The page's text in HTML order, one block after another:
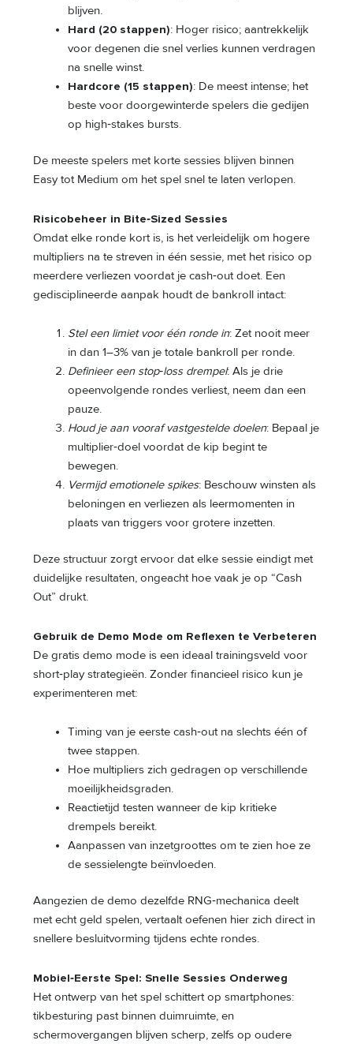
blijven.
Hard (20 stappen): Hoger risico; aantrekkelijk
voor degenen die snel verlies kunnen verdragen
na snelle winst.
Hardcore (15 stappen): De meest intense; het
beste voor doorgewinterde spelers die gedijen
op high‑stakes bursts.
De meeste spelers met korte sessies blijven binnen
Easy tot Medium om het spel snel te laten verlopen.
Risicobeheer in Bite‑Sized Sessies
Omdat elke ronde kort is, is het verleidelijk om hogere
multipliers na te streven in één sessie, met het risico op
meerdere verliezen voordat je cash‑out doet. Een
gedisciplineerde aanpak houdt de bankroll intact:
Stel een limiet voor één ronde in: Zet nooit meer
in dan 1–3% van je totale bankroll per ronde.
Definieer een stop‑loss drempel: Als je drie
opeenvolgende rondes verliest, neem dan een
pauze.
Houd je aan vooraf vastgestelde doelen: Bepaal je
multiplier‑doel voordat de kip begint te
bewegen.
Vermijd emotionele spikes: Beschouw winsten als
beloningen en verliezen als leermomenten in
plaats van triggers voor grotere inzetten.
Deze structuur zorgt ervoor dat elke sessie eindigt met
duidelijke resultaten, ongeacht hoe vaak je op “Cash
Out” drukt.
Gebruik de Demo Mode om Reflexen te Verbeteren
De gratis demo mode is een ideaal trainingsveld voor
short‑play strategieën. Zonder financieel risico kun je
experimenteren met:
Timing van je eerste cash‑out na slechts één of
twee stappen.
Hoe multipliers zich gedragen op verschillende
moeilijkheidsgraden.
Reactietijd testen wanneer de kip kritieke
drempels bereikt.
Aanpassen van inzetgroottes om te zien hoe ze
de sessielengte beïnvloeden.
Aangezien de demo dezelfde RNG‑mechanica deelt
met echt geld spelen, vertaalt oefenen hier zich direct in
snellere besluitvorming tijdens echte rondes.
Mobiel‑Eerste Spel: Snelle Sessies Onderweg
Het ontwerp van het spel schittert op smartphones:
tikbesturing past binnen duimruimte, en
schermovergangen blijven scherp, zelfs op oudere